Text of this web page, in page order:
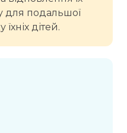
для подальшої
дітей.